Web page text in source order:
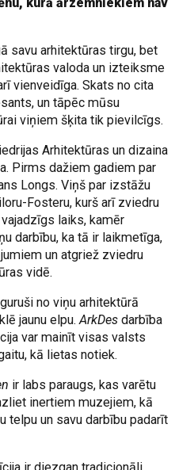
savu arhitektūras tirgu, bet
valoda un izteiksme
vienveidīga. Skats no cita
un tāpēc mūsu
viņiem šķita tik pievilcīgs.
Arhitektūras un dizaina
Pirms dažiem gadiem par
Longs. Viņš par izstāžu
Fosteru, kurš arī zviedru
laiks, kamēr
darbību, ka tā ir laikmetīga,
un atgriež zviedru
vidē.
no viņu arhitektūrā
jaunu elpu.ArkDesdarbība
var mainīt visas valsts
kā lietas notiek.
ir labs paraugs, kas varētu
inertiem muzejiem, kā
un savu darbību padarīt